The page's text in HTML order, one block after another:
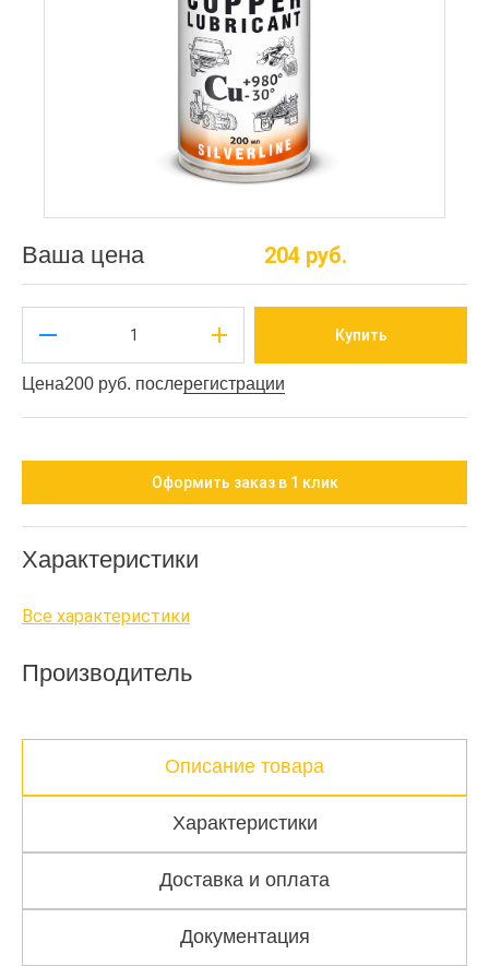
Ваша цена 204 руб.
Купить
Цена200 руб. послерегистрации
Оформить заказ в 1 клик
Характеристики
Все характеристики
Производитель
Описание товара
Характеристики
Доставка и оплата
Документация